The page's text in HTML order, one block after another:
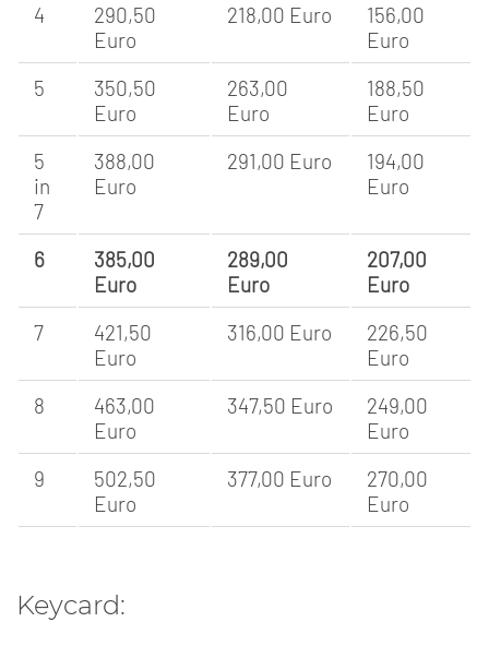
4
290,50
Euro
218,00 Euro
156,00
Euro
5
350,50
Euro
263,00
Euro
188,50
Euro
5
in
7
388,00
Euro
291,00 Euro
194,00
Euro
6
385,00
Euro
289,00
Euro
207,00
Euro
7
421,50
Euro
316,00 Euro
226,50
Euro
8
463,00
Euro
347,50 Euro
249,00
Euro
9
502,50
Euro
377,00 Euro
270,00
Euro
Keycard: